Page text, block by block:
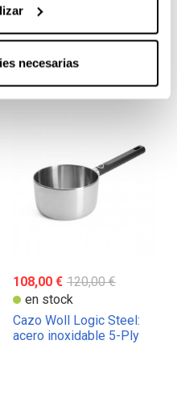
necesarias
sin stock
Cazo Woll Eco Lite
108,00 € 120,00 €
en stock
Cazo Woll Logic Steel:
acero inoxidable 5-Ply